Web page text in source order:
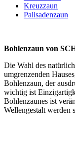
Kreuzzaun
Palisadenzaun
Bohlenzaun von
Die Wahl des
umgrenzenden
Bohlenzaun, der
wichtig ist
Bohlenzaunes ist
Wellengestalt werden